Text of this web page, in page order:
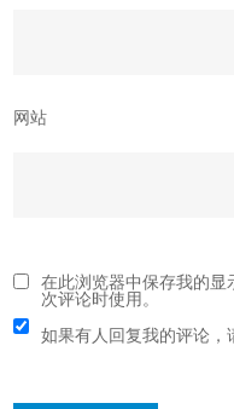
网站
在此浏览器中保存我的
次评论时使用。
如果有人回复我的评论，